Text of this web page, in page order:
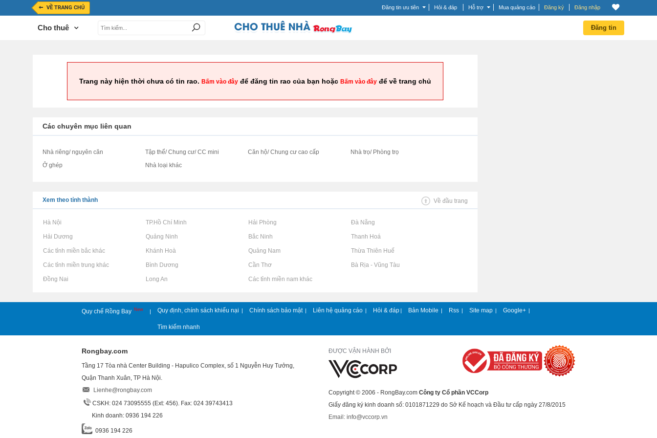
VỀ TRANG CHỦ Đăng tin ưu tiên Hỏi & đáp Hỗ trợ Mua quảng cáo Đăng ký Đăng nhập
Cho thuê Đăng tin
Trang này hiện thời chưa có tin rao. Bấm vào đây để đăng tin rao của bạn hoặc Bấm vào đây để về trang chủ
Các chuyên mục liên quan
Nhà riêng/ nguyên căn Tập thể/ Chung cư/ CC mini Căn hộ/ Chung cư cao cấp
Nhà trọ/ Phòng trọ
Ở ghép
Nhà loại khác
Xem theo tỉnh thành Về đầu trang
Rao vặt tại Hà Nội Rao vặt tại TP.Hồ Chí Minh Rao vặt tại Hải Phòng Rao vặt tại Đà Nẵng
Rao vặt tại Hải Dương Rao vặt tại Quảng Ninh Rao vặt tại Bắc Ninh Rao vặt tại Thanh Hoá
Rao vặt tại Các tỉnh miền bắc khác Rao vặt tại Khánh Hoà Rao vặt tại Quảng Nam Rao vặt tại Thừa Thiên Huế
Rao vặt tại Các tỉnh miền trung khác Rao vặt tại Bình Dương Rao vặt tại Cần Thơ Rao vặt tại Bà Rịa - Vũng Tàu
Rao vặt tại Đồng Nai Rao vặt tại Long An Rao vặt tại Các tỉnh miền nam khác
Quy chế Rồng Bay New | Quy định, chính sách khiếu nại | Chính sách bảo mật | Liên hệ quảng cáo | Hỏi & đáp | Bản Mobile | Rss | Site map | Google+ |
Tìm kiếm nhanh
Rongbay.com
Tầng 17 Tòa nhà Center Building - Hapulico Complex, số 1 Nguyễn Huy Tưởng,
Quận Thanh Xuân, TP Hà Nội.
Lienhe@rongbay.com
CSKH: 024 73095555 (Ext: 456). Fax: 024 39743413
Kinh doanh: 0936 194 226
0936 194 226
ĐƯỢC VẬN HÀNH BỞI
Copyright © 2006 - RongBay.com Công ty Cổ phần VCCorp
Giấy đăng ký kinh doanh số: 0101871229 do Sở Kế hoạch và Đầu tư cấp ngày 27/8/2015
Email: info@vccorp.vn